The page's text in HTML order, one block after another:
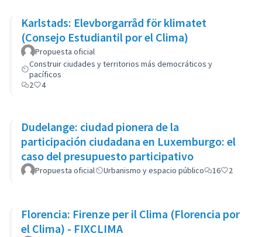
Karlstads: Elevborgarråd för klimatet
(Consejo Estudiantil por el Clima)
Propuesta oficial
Construir ciudades y territorios más democráticos y
pacíficos
2
4
Dudelange: ciudad pionera de la
participación ciudadana en Luxemburgo: el
caso del presupuesto participativo
Propuesta oficial Urbanismo y espacio público 16 2
Florencia: Firenze per il Clima (Florencia por
el Clima) - FIXCLIMA